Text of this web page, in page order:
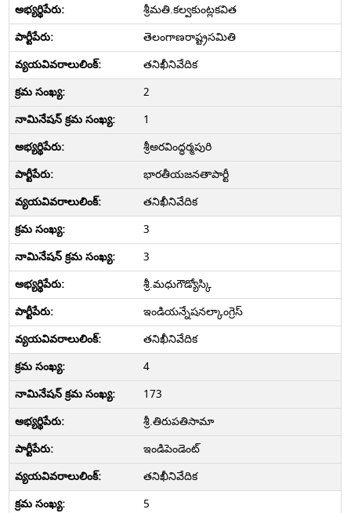
శ్రీమతి.కల్వకుంట్లకవిత
తెలంగాణరాష్ట్రసమితి
తనిఖీనివేదిక
2
1
శ్రీఅరవింద్ధర్మపురి
భారతీయజనతాపార్టీ
తనిఖీనివేదిక
3
3
శ్రీ.మధుగౌడ్యోస్కి
ఇండియన్నేషనల్కాంగ్రెస్
తనిఖీనివేదిక
4
173
శ్రీ.తిరుపతిసామా
ఇండిపెండెంట్
తనిఖీనివేదిక
5